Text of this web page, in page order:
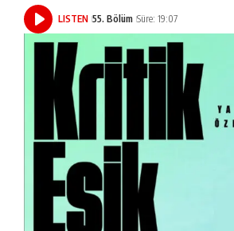
LISTEN 55. Bölüm Süre: 19:07